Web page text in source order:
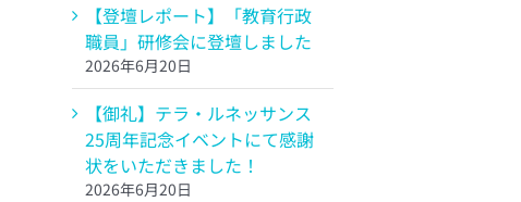
【登壇レポート】「教育行政
職員」研修会に登壇しました
2026年6月20日
【御礼】テラ・ルネッサンス
25周年記念イベントにて感謝
状をいただきました！
2026年6月20日